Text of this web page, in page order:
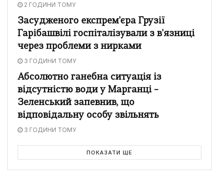
2 ГОДИНИ ТОМУ
Засудженого експрем'єра Грузії
Гарібашвілі госпіталізували з в'язниці
через проблеми з нирками
3 ГОДИНИ ТОМУ
Абсолютно ганебна ситуація із
відсутністю води у Марганці –
Зеленський запевнив, що
відповідальну особу звільнять
3 ГОДИНИ ТОМУ
ПОКАЗАТИ ЩЕ